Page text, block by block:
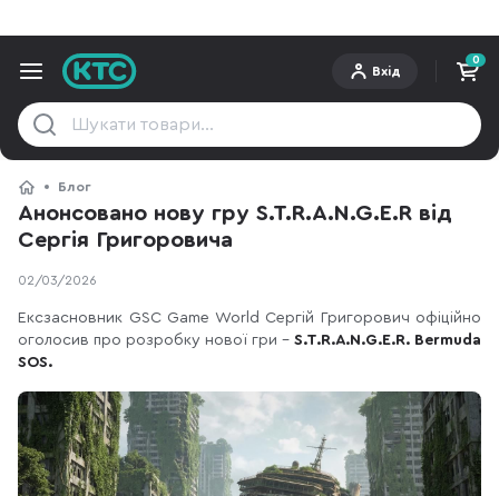
Вхід
0
Блог
Анонсовано нову гру S.T.R.A.N.G.E.R від
Сергія Григоровича
02/03/2026
Ексзасновник GSC Game World Сергій Григорович офіційно
оголосив про розробку нової гри – S.T.R.A.N.G.E.R. Bermuda
SOS.